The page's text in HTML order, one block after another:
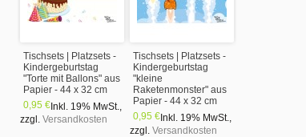
Tischsets | Platzsets -
Kindergeburtstag
"Torte mit Ballons" aus
Papier - 44 x 32 cm
0,95 € Inkl. 19% MwSt.,
zzgl. Versandkosten
Tischsets | Platzsets -
Kindergeburtstag
"kleine
Raketenmonster" aus
Papier - 44 x 32 cm
0,95 € Inkl. 19% MwSt.,
zzgl. Versandkosten